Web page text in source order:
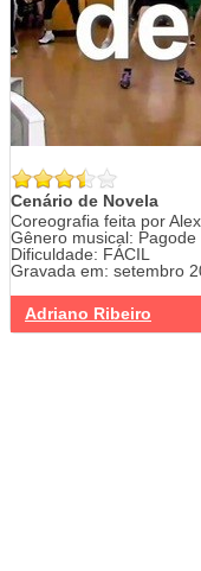
Cenário de Novela
Coreografia feita por
Gênero musical: Pagode
Dificuldade: FÁCIL
Gravada em: setembro
Adriano Ribeiro